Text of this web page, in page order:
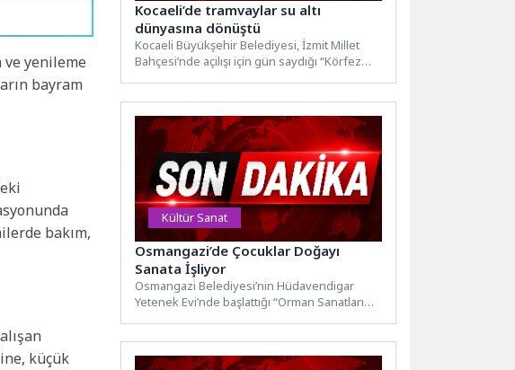
ve yenileme
bayram
bakım,
küçük
Kocaeli’de tramvaylar su altı
dünyasına dönüştü
Kocaeli Büyükşehir Belediyesi, İzmit Millet
Bahçesi’nde açılışı için gün saydığı “Körfez
Kültür Sanat
Osmangazi’de Çocuklar Doğayı
Sanata İşliyor
Osmangazi Belediyesi’nin Hüdavendigar
Yetenek Evi’nde başlattığı “Orman Sanatları